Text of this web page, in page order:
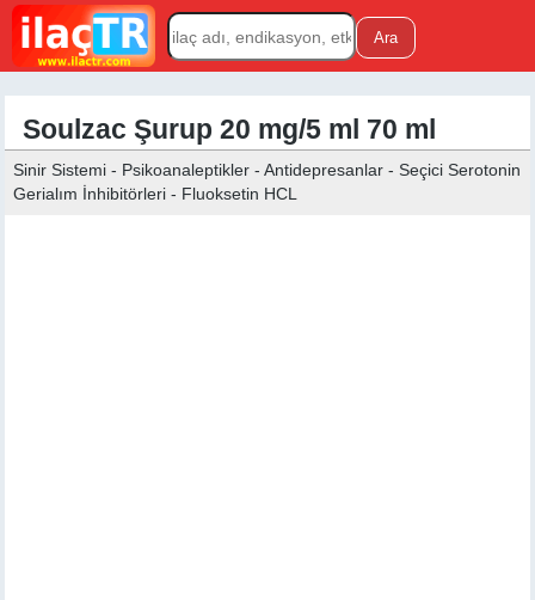
Soulzac Şurup 20 mg/5 ml 70 ml
Sinir Sistemi - Psikoanaleptikler - Antidepresanlar - Seçici Serotonin
Gerialım İnhibitörleri - Fluoksetin HCL